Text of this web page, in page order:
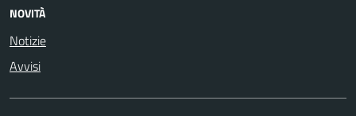
NOVITÀ
Notizie
Avvisi